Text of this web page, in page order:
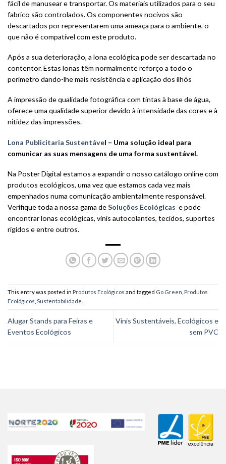
fácil de manusear e transportar. Os materiais utilizados para o seu
fabrico são controlados. Os componentes nocivos são
descartados por representarem uma ameaça para o ambiente, o
que não é compatível com este produto.
Após a sua deterioração, a lona ecológica pode ser descartada no
contentor. Estas lonas têm normalmente reforço a todo o
perímetro dando-lhe mais resistência e aplicação dos ilhós
A impressão de qualidade fotográfica com tintas à base de água,
oferece uma qualidade superior devido à intensidade das cores e à
nitidez das impressões.
Lona Publicitaria Sustentável – Uma solução ideal para
comunicar as suas mensagens de uma forma sustentável.
Na Poster Digital estamos a expandir o nosso catálogo online com
produtos ecológicos, uma vez que estamos cada vez mais
empenhados numa comunicação ambientalmente responsável.
Verifique toda a nossa gama deSoluções Ecológicas e pode
encontrar lonas ecológicas, vinis autocolantes, tecidos, suportes
rígidos e entre outros.
This entry was posted in Produtos Ecológicos and tagged Go Green Produtos
Ecológicos Sustentabilidade
Alugar Stands para Feiras e
Eventos Ecológicos
Vinis Sustentáveis, Ecológicos e
sem PVC